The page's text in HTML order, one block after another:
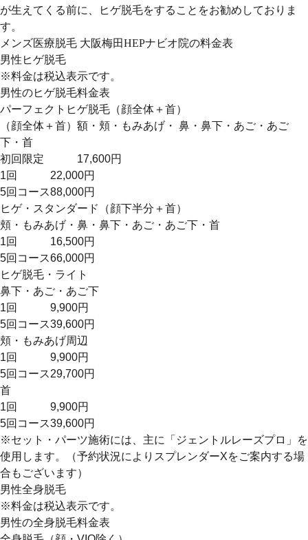
が生えてくる前に、ヒゲ脱毛をすることをお勧めしておりま
す。
メンズ医療脱毛 大阪梅田HEPナビオ院の料金表
男性ヒゲ脱毛
※料金は税込表示です。
男性のヒゲ脱毛料金表
パーフェクトヒゲ脱毛（顔全体＋首）
（顔全体＋首）額・頬・もみあげ・ 鼻・鼻下・あご・あご
下・首
初回限定 17,600円
1回 22,000円
5回コース88,000円
ヒゲ・スタンダード（顔下半分＋首）
頬・もみあげ・鼻・鼻下・あご・あご下・首
1回 16,500円
5回コース66,000円
ヒゲ脱毛・ライト
鼻下・あご・あご下
1回 9,900円
5回コース39,600円
頬・もみあげ周辺
1回 9,900円
5回コース29,700円
首
1回 9,900円
5回コース39,600円
※セット・パーツ施術には、主に「ジェントルレーズプロ」を
使用します。（予約状況によりスプレンダーXをご案内する場
合もございます）
男性全身脱毛
※料金は税込表示です。
男性の全身脱毛料金表